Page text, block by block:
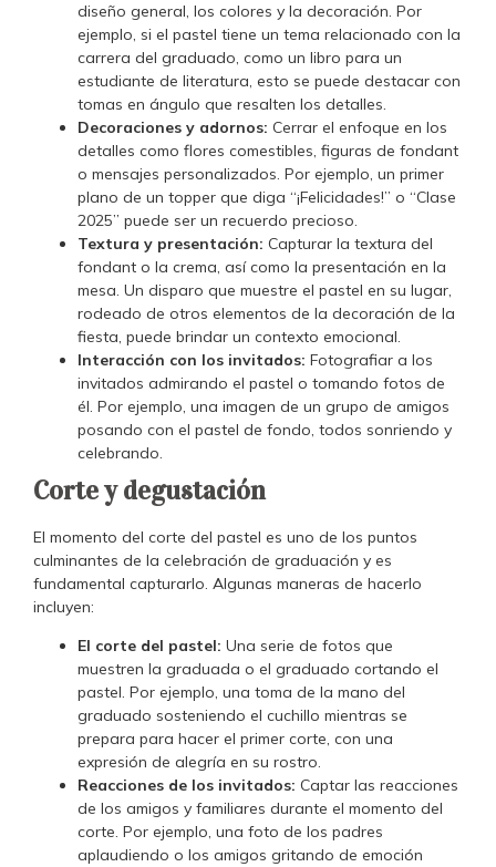
diseño general, los colores y la decoración. Por
ejemplo, si el pastel tiene un tema relacionado con la
carrera del graduado, como un libro para un
estudiante de literatura, esto se puede destacar con
tomas en ángulo que resalten los detalles.
Decoraciones y adornos: Cerrar el enfoque en los
detalles como flores comestibles, figuras de fondant
o mensajes personalizados. Por ejemplo, un primer
plano de un topper que diga “¡Felicidades!” o “Clase
2025” puede ser un recuerdo precioso.
Textura y presentación: Capturar la textura del
fondant o la crema, así como la presentación en la
mesa. Un disparo que muestre el pastel en su lugar,
rodeado de otros elementos de la decoración de la
fiesta, puede brindar un contexto emocional.
Interacción con los invitados: Fotografiar a los
invitados admirando el pastel o tomando fotos de
él. Por ejemplo, una imagen de un grupo de amigos
posando con el pastel de fondo, todos sonriendo y
celebrando.
Corte y degustación
El momento del corte del pastel es uno de los puntos
culminantes de la celebración de graduación y es
fundamental capturarlo. Algunas maneras de hacerlo
incluyen:
El corte del pastel: Una serie de fotos que
muestren la graduada o el graduado cortando el
pastel. Por ejemplo, una toma de la mano del
graduado sosteniendo el cuchillo mientras se
prepara para hacer el primer corte, con una
expresión de alegría en su rostro.
Reacciones de los invitados: Captar las reacciones
de los amigos y familiares durante el momento del
corte. Por ejemplo, una foto de los padres
aplaudiendo o los amigos gritando de emoción